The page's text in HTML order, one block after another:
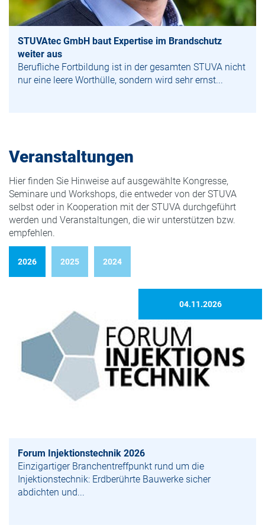
STUVAtec GmbH baut Expertise im Brandschutz
weiter aus
Berufliche Fortbildung ist in der gesamten STUVA nicht
nur eine leere Worthülle, sondern wird sehr ernst...
Veranstaltungen
Hier finden Sie Hinweise auf ausgewählte Kongresse,
Seminare und Workshops, die entweder von der STUVA
selbst oder in Kooperation mit der STUVA durchgeführt
werden und Veranstaltungen, die wir unterstützen bzw.
empfehlen.
2026 2025 2024
04.11.2026
Forum Injektionstechnik 2026
Einzigartiger Branchentreffpunkt rund um die
Injektionstechnik: Erdberührte Bauwerke sicher
abdichten und...